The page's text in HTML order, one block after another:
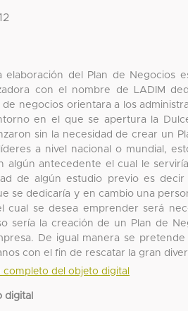
elaboración del Plan de Negocios
con el nombre de LADIM
negocios orientara a los
en el que se apertura la
sin la necesidad de crear un
a nivel nacional o mundial,
algún antecedente el cual le
de algún estudio previo es
se dedicaría y en cambio una
cual se desea emprender será
sería la creación de un Plan de
De igual manera se
con el fin de rescatar la gran
completo del objeto digital
digital